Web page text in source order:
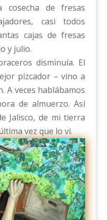
cosecha de fresas
casi todos
cajas de fresas
y julio.
disminuía. El
pizcador – vino a
A veces hablábamos
de almuerzo. Así
Jalisco, de mi tierra
vez que lo vi.